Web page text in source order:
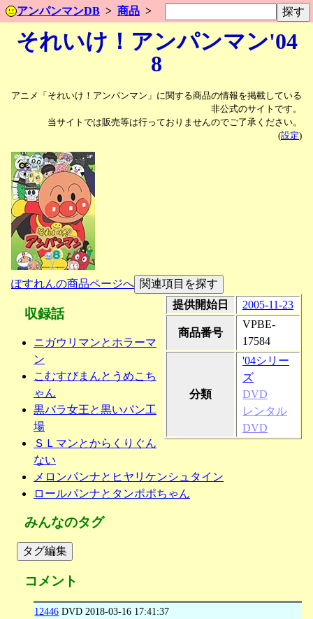
アンパンマンDB 商品
それいけ！アンパンマン'04
8
アニメ「それいけ！アンパンマン」に関する商品の情報を掲載している
非公式のサイトです。
当サイトでは販売等は行っておりませんのでご了承ください。
(設定)
ぽすれんの商品ページへ
提供開始日
2005-11-23
商品番号
VPBE-
17584
分類
'04シリー
ズ
DVD
レンタル
DVD
収録話
ニガウリマンとホラーマ
ン
こむすびまんとうめこち
ゃん
黒バラ女王と黒いパン工
場
ＳＬマンとからくりぐん
ない
メロンパンナとヒヤリケンシュタイン
ロールパンナとタンポポちゃん
みんなのタグ
タグ編集
コメント
12446 DVD 2018-03-16 17:41:37